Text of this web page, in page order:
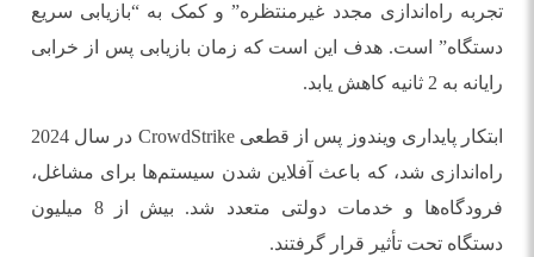
تجربه راه‌اندازی مجدد غیرمنتظره” و کمک به “بازیابی سریع
دستگاه” است. هدف این است که زمان بازیابی پس از خرابی
رایانه به 2 ثانیه کاهش یابد.
ابتکار پایداری ویندوز پس از قطعی CrowdStrike در سال 2024
راه‌اندازی شد، که باعث آفلاین شدن سیستم‌ها برای مشاغل،
فرودگاه‌ها و خدمات دولتی متعدد شد. بیش از 8 میلیون
دستگاه تحت تأثیر قرار گرفتند.